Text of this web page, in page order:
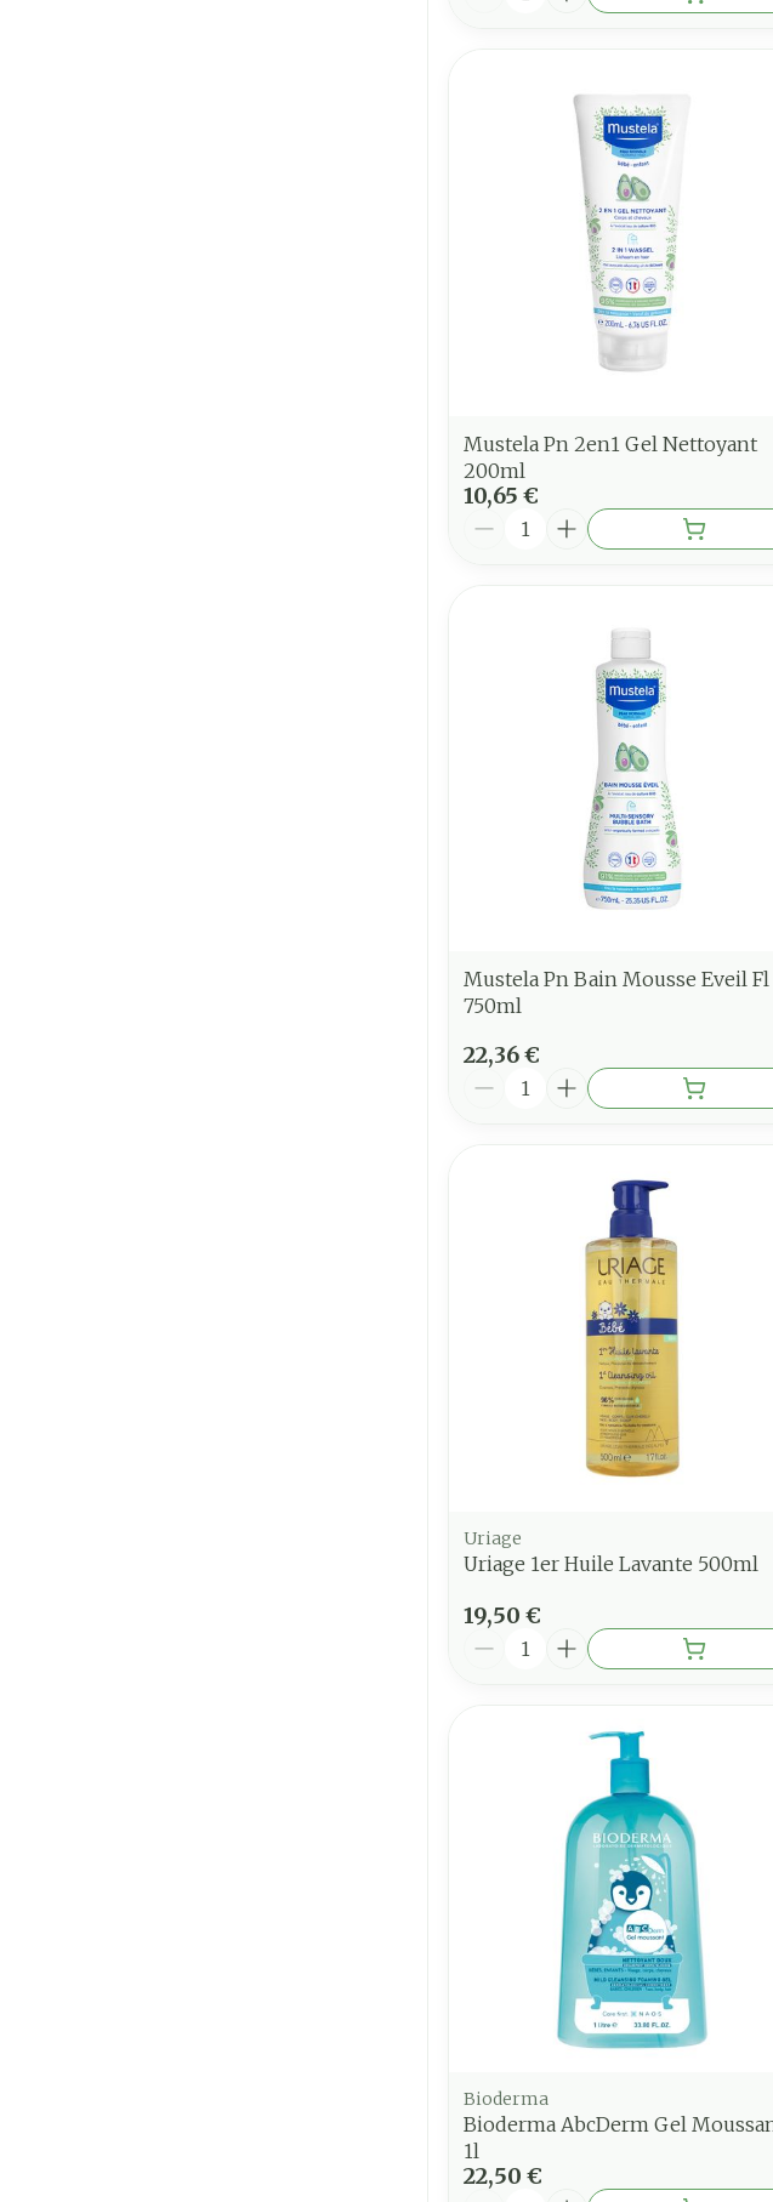
Mustela Pn 2en1 Gel Nettoyant
200ml
10,65 €
Quantité
Mustela Pn Bain Mousse Eveil Fl
750ml
22,36 €
Quantité
Uriage
Uriage 1er Huile Lavante 500ml
19,50 €
Quantité
Bioderma
Bioderma AbcDerm Gel
1l
22,50 €